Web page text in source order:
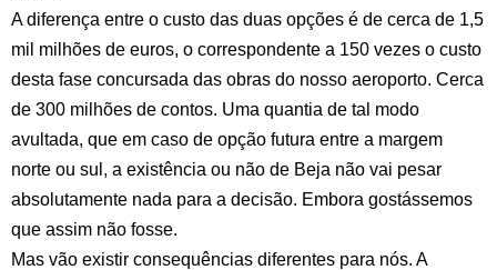
A diferença entre o custo das duas opções é de cerca de 1,5
mil milhões de euros, o correspondente a 150 vezes o custo
desta fase concursada das obras do nosso aeroporto. Cerca
de 300 milhões de contos. Uma quantia de tal modo
avultada, que em caso de opção futura entre a margem
norte ou sul, a existência ou não de Beja não vai pesar
absolutamente nada para a decisão. Embora gostássemos
que assim não fosse.
Mas vão existir consequências diferentes para nós. A